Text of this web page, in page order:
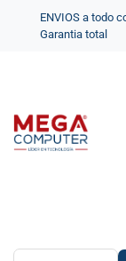
ENVIOS a todo
Garantia total